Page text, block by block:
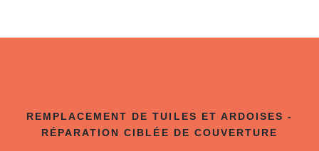
REMPLACEMENT DE TUILES ET ARDOISES -
RÉPARATION CIBLÉE DE COUVERTURE